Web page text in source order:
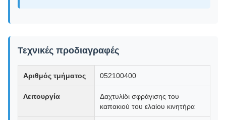
Τεχνικές προδιαγραφές
Αριθμός τμήματος 052100400
Λειτουργία
Δαχτυλίδι σφράγισης του
καπακιού του ελαίου κινητήρα